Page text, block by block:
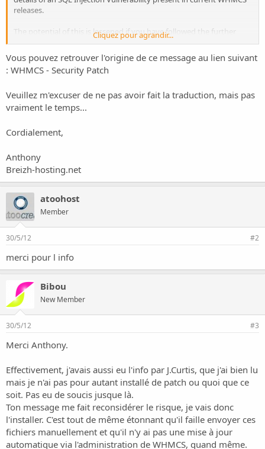
releases.
The potential of this is lessened if you have followed the further
security steps, but not entirely avoided.
And so we are releasing an immediate patch before the details
become widely known.
Installing the patch is simply a case of uploading a single file to your
root WHMCS directory. This one file works for all WHMCS versions
The events of last week have obviously put a lot of focus on
WHMCS in recent days from undesirable people. But please rest
assured that we take security very seriously in the software we
produce, and will never knowingly leave our users at risk. And on
that note if any further issues come to light, we will not hesitate to
release patches for them - as we hope our past history
demonstrates.
[This is being mailed out to all users. All downloads available
Posted by Matt on Tuesday, May 29th, 2012
Cliquez pour agrandir...
Vous pouvez retrouver l'origine de ce message au lien suivant
: WHMCS - Security Patch
Veuillez m'excuser de ne pas avoir fait la traduction, mais pas
vraiment le temps...
Cordialement,
Anthony
Breizh-hosting.net
atoohost
Member
30/5/12 #2
merci pour l info
Bibou
New Member
30/5/12 #3
Merci Anthony.
Effectivement, j'avais aussi eu l'info par J.Curtis, que j'ai bien lu
mais je n'ai pas pour autant installé de patch ou quoi que ce
soit. Pas eu de soucis jusque là.
Ton message me fait reconsidérer le risque, je vais donc
l'installer. C'est tout de même étonnant qu'il faille envoyer ces
fichiers manuellement et qu'il n'y ai pas une mise à jour
automatique via l'administration de WHMCS, quand même.